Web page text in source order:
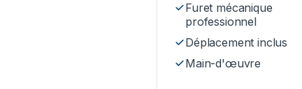
Furet mécanique
professionnel
Déplacement inclus
Main-d'œuvre